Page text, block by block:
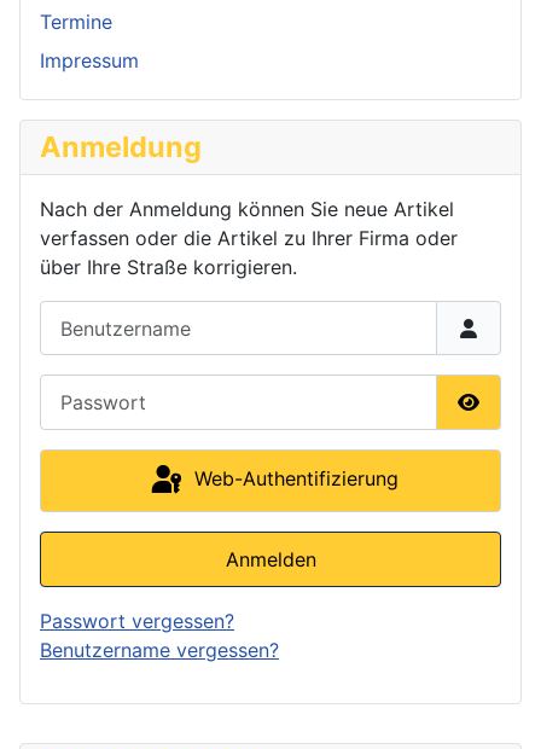
Termine
Impressum
Anmeldung
Nach der Anmeldung können Sie neue Artikel
verfassen oder die Artikel zu Ihrer Firma oder
über Ihre Straße korrigieren.
Web-Authentifizierung
Anmelden
Passwort vergessen?
Benutzername vergessen?